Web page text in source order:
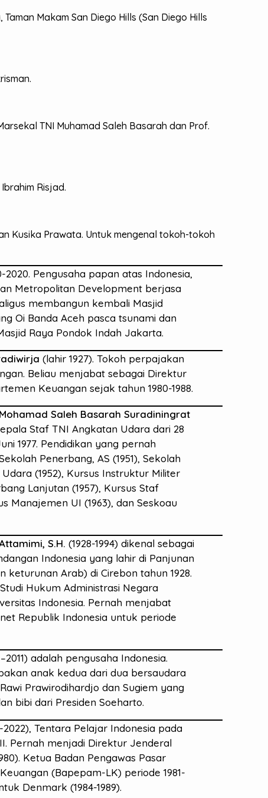
Makam San Diego Hills (San Diego Hills
TNI Muhamad Saleh Basarah dan Prof.
Risjad.
Kusika Prawata. Untuk mengenal tokoh-tokoh
2020. Pengusaha papan atas Indonesia,
Metropolitan Development berjasa
membangun kembali Masjid
Oi Banda Aceh pasca tsunami dan
Raya Pondok Indah Jakarta.
(lahir 1927). Tokoh perpajakan
Beliau menjabat sebagai Direktur
Keuangan sejak tahun 1980-1988.
Saleh Basarah Suradiningrat
Staf TNI Angkatan Udara dari 28
1977. Pendidikan yang pernah
Penerbang, AS (1951), Sekolah
(1952), Kursus Instruktur Militer
Lanjutan (1957), Kursus Staf
Manajemen UI (1963), dan Seskoau
S.H. (1928-1994) dikenal sebagai
Indonesia yang lahir di Panjunan
keturunan Arab) di Cirebon tahun 1928.
Hukum Administrasi Negara
Indonesia. Pernah menjabat
Republik Indonesia untuk periode
–2011) adalah pengusaha Indonesia.
anak kedua dari dua bersaudara
Prawirodihardjo dan Sugiem yang
bibi dari Presiden Soeharto.
2022), Tentara Pelajar Indonesia pada
Pernah menjadi Direktur Jenderal
Ketua Badan Pengawas Pasar
(Bapepam-LK) periode 1981-
Denmark (1984-1989).